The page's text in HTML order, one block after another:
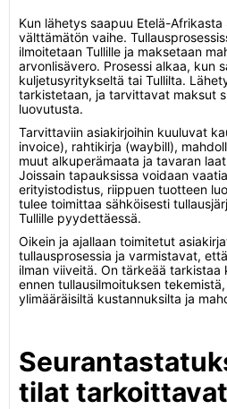
Kun lähetys saapuu Etelä-Afrikasta
välttämätön vaihe.
ilmoitetaan Tullille ja maksetaan
arvonlisävero. Prosessi alkaa, kun
kuljetusyritykseltä tai Tullilta.
tarkistetaan, ja tarvittavat maksut
luovutusta.
Tarvittaviin asiakirjoihin kuuluvat
invoice), rahtikirja (waybill),
muut alkuperämaata ja tavaran
Joissain tapauksissa voidaan
erityistodistus, riippuen tuotteen
tulee toimittaa sähköisesti
Tullille pyydettäessä.
Oikein ja ajallaan toimitetut
tullausprosessia ja varmistavat,
ilman viiveitä. On tärkeää
ennen tullausilmoituksen
ylimääräisiltä kustannuksilta ja
tilat tarkoittavat